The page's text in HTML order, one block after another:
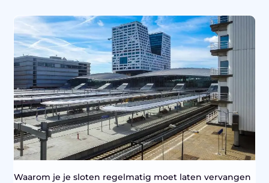
Waarom je je sloten regelmatig moet laten vervangen